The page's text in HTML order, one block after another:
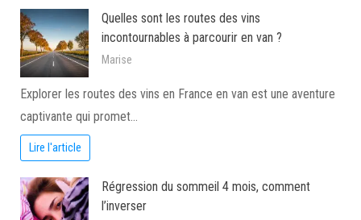
Quelles sont les routes des vins
incontournables à parcourir en van ?
Marise
Explorer les routes des vins en France en van est une aventure
captivante qui promet…
Lire l'article
Régression du sommeil 4 mois, comment
l’inverser